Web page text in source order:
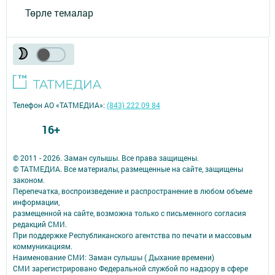
Төрле темалар
© 2011 - 2026. Заман сулышы. Все права защищены.
© ТАТМЕДИА. Все материалы, размещенные на сайте, защищены
законом.
Перепечатка, воспроизведение и распространение в любом объеме
информации,
размещенной на сайте, возможна только с письменного согласия
редакций СМИ.
При поддержке Республиканского агентства по печати и массовым
коммуникациям.
Наименование СМИ: Заман сулышы ( Дыхание времени)
СМИ зарегистрировано Федеральной службой по надзору в сфере
Телефон АО «ТАТМЕДИА»:(843) 222 09 84
16+